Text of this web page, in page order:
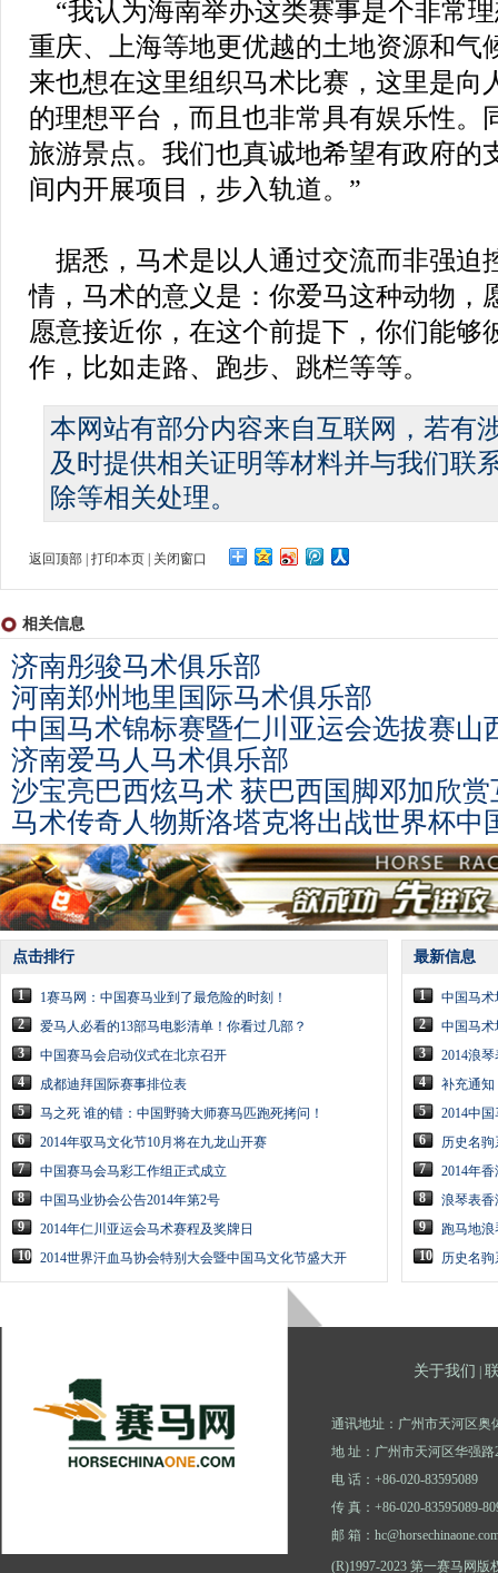
“我认为海南举办这类赛事是个非常
重庆、上海等地更优越的土地资源和气
来也想在这里组织马术比赛，这里是向
的理想平台，而且也非常具有娱乐性。
旅游景点。我们也真诚地希望有政府的
间内开展项目，步入轨道。”
据悉，马术是以人通过交流而非强迫
情，马术的意义是：你爱马这种动物，
愿意接近你，在这个前提下，你们能够
作，比如走路、跑步、跳栏等等。
本网站有部分内容来自互联网，若有
及时提供相关证明等材料并与我们联
除等相关处理。
返回顶部 打印本页 关闭窗口
相关信息
济南彤骏马术俱乐部
河南郑州地里国际马术俱乐部
中国马术锦标赛暨仁川亚运会选拔赛山
济南爱马人马术俱乐部
沙宝亮巴西炫马术 获巴西国脚邓加欣
马术传奇人物斯洛塔克将出战世界杯中
点击排行
1
1赛马网：中国赛马业到了最危险的时刻！
2
爱马人必看的13部马电影清单！你看过几部？
3
中国赛马会启动仪式在北京召开
4
成都迪拜国际赛事排位表
5
马之死 谁的错：中国野骑大师赛马匹跑死拷问！
6
2014年驭马文化节10月将在九龙山开赛
7
中国赛马会马彩工作组正式成立
8
中国马业协会公告2014年第2号
9
2014年仁川亚运会马术赛程及奖牌日
10 2014世界汗血马协会特别大会暨中国马文化节盛大开
最新信息
1
中国马术
2
中国马术
3
2014浪
4
补充通知
5
2014中
6
历史名
7
2014年
8
浪琴表香
9
跑马地
10
历史名驹
关于我们
通讯地址：广州市天河区奥
地 址：广州市天河区华强路
电 话：+86-020-83595089
传 真：+86-020-83595089-
邮 箱：
(R)1997-2023 第一赛马网版